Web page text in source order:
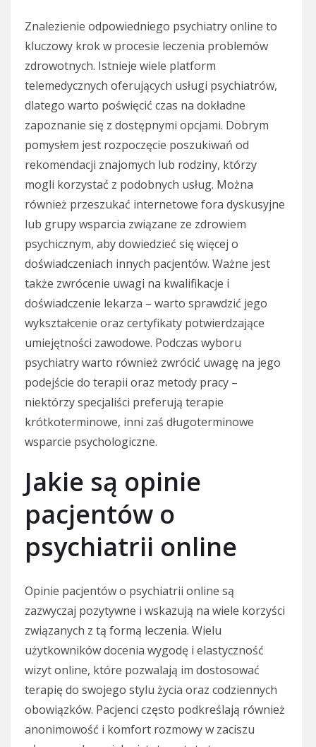
Znalezienie odpowiedniego psychiatry online to
kluczowy krok w procesie leczenia problemów
zdrowotnych. Istnieje wiele platform
telemedycznych oferujących usługi psychiatrów,
dlatego warto poświęcić czas na dokładne
zapoznanie się z dostępnymi opcjami. Dobrym
pomysłem jest rozpoczęcie poszukiwań od
rekomendacji znajomych lub rodziny, którzy
mogli korzystać z podobnych usług. Można
również przeszukać internetowe fora dyskusyjne
lub grupy wsparcia związane ze zdrowiem
psychicznym, aby dowiedzieć się więcej o
doświadczeniach innych pacjentów. Ważne jest
także zwrócenie uwagi na kwalifikacje i
doświadczenie lekarza – warto sprawdzić jego
wykształcenie oraz certyfikaty potwierdzające
umiejętności zawodowe. Podczas wyboru
psychiatry warto również zwrócić uwagę na jego
podejście do terapii oraz metody pracy –
niektórzy specjaliści preferują terapie
krótkoterminowe, inni zaś długoterminowe
wsparcie psychologiczne.
Jakie są opinie
pacjentów o
psychiatrii online
Opinie pacjentów o psychiatrii online są
zazwyczaj pozytywne i wskazują na wiele korzyści
związanych z tą formą leczenia. Wielu
użytkowników docenia wygodę i elastyczność
wizyt online, które pozwalają im dostosować
terapię do swojego stylu życia oraz codziennych
obowiązków. Pacjenci często podkreślają również
anonimowość i komfort rozmowy w zaciszu